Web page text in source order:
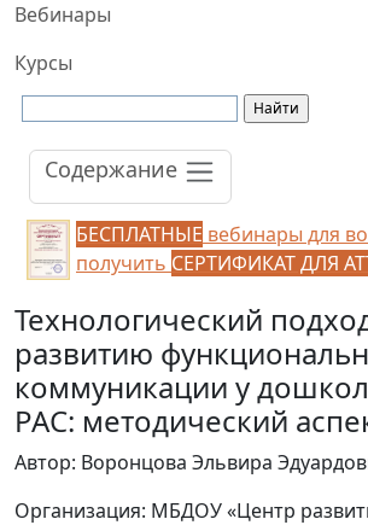
Вебинары
Курсы
Содержание
БЕСПЛАТНЫЕ вебинары для
получить СЕРТИФИКАТ ДЛЯ
Технологический
развитию
коммуникации у
РАС: методический
Автор: Воронцова Эльвира
Организация: МБДОУ «Центр